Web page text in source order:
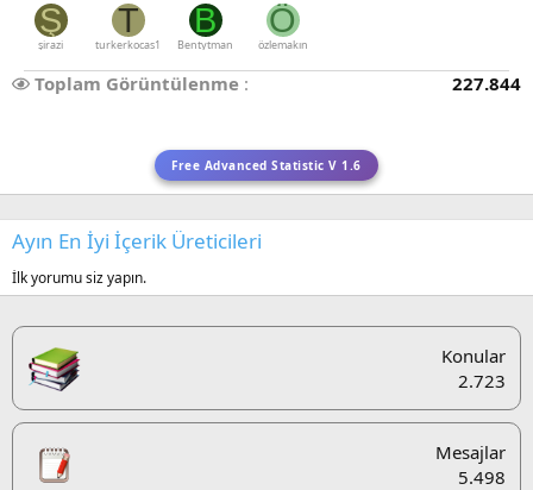
Ş
şirazi
T
turkerkocas1
B
Bentytman
Ö
özlemakın
Toplam Görüntülenme 227.844
Free Advanced Statistic V 1.6
Ayın En İyi İçerik Üreticileri
İlk yorumu siz yapın.
Konular
2.723
Mesajlar
5.498